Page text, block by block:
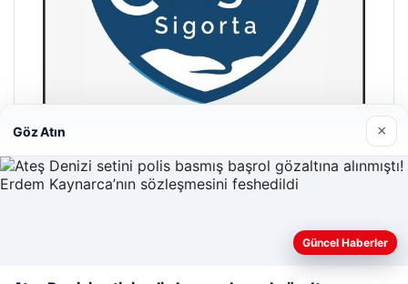
Hastaş Beton
Web sitemizi nasıl kullandığınızı daha iyi anlayabilmek,
kullanıyoruz. Çerez Politikamız
Göz Atın ×
Güncel Haberler